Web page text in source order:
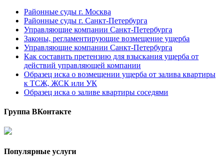
Районные суды г. Москва
Районные суды г. Санкт-Петербурга
Управляющие компании Санкт-Петербурга
Законы, регламентирующие возмещение ущерба
Управляющие компании Санкт-Петербурга
Как составить претензию для взыскания ущерба от
действий управляющей компании
Образец иска о возмещении ущерба от залива квартиры
к ТСЖ, ЖСК или УК
Образец иска о заливе квартиры соседями
Группа ВКонтакте
Популярные услуги